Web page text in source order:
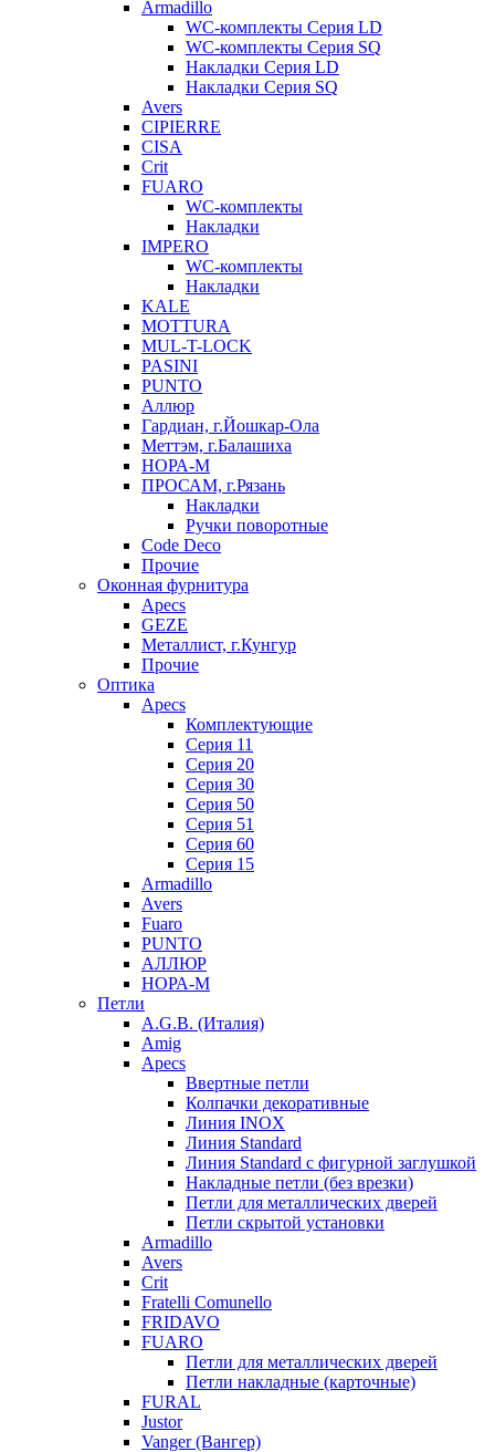
Armadillo
WC-комплекты Серия LD
WC-комплекты Серия SQ
Накладки Серия LD
Накладки Серия SQ
Avers
CIPIERRE
CISA
Crit
FUARO
WC-комплекты
Накладки
IMPERO
WC-комплекты
Накладки
KALE
MOTTURA
MUL-T-LOCK
PASINI
PUNTO
Аллюр
Гардиан, г.Йошкар-Ола
Меттэм, г.Балашиха
НОРА-М
ПРОСАМ, г.Рязань
Накладки
Ручки поворотные
Code Deco
Прочие
Оконная фурнитура
Apecs
GEZE
Металлист, г.Кунгур
Прочие
Оптика
Apecs
Комплектующие
Серия 11
Серия 20
Серия 30
Серия 50
Серия 51
Серия 60
Серия 15
Armadillo
Avers
Fuaro
PUNTO
АЛЛЮР
НОРА-М
Петли
A.G.B. (Италия)
Amig
Apecs
Ввертные петли
Колпачки декоративные
Линия INOX
Линия Standard
Линия Standard с фигурной заглушкой
Накладные петли (без врезки)
Петли для металлических дверей
Петли скрытой установки
Armadillo
Avers
Crit
Fratelli Comunello
FRIDAVO
FUARO
Петли для металлических дверей
Петли накладные (карточные)
FURAL
Justor
Vanger (Вангер)